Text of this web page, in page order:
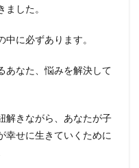
した。
に必ずあります。
あなた、悩みを解決して
解きながら、あなたが子
幸せに生きていくために